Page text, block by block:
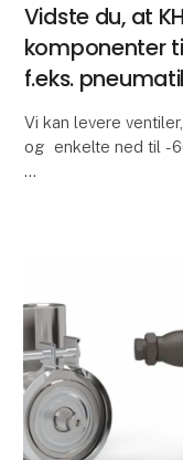
Vidste du, at
komponenter
f.eks.
Vi kan levere
og enkelte ned til -